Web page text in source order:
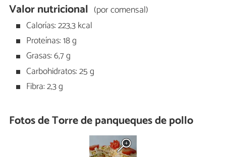
Valor nutricional (por comensal)
Calorías: 223,3 kcal
Proteínas: 18 g
Grasas: 6,7 g
Carbohidratos: 25 g
Fibra: 2,3 g
Fotos de Torre de panqueques de pollo